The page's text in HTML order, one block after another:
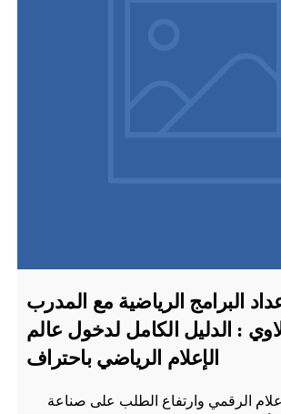
البرامج الرياضية مع المدرب
: الدليل الكامل لدخول عالم
الإعلام الرياضي باحتراف
الرقمي وارتفاع الطلب على صناعة